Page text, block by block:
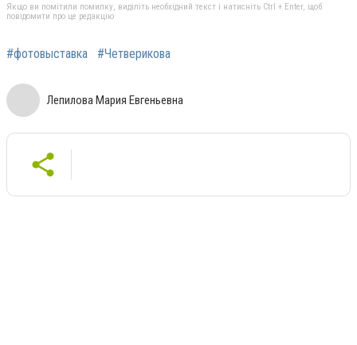
Якщо ви помітили помилку, виділіть необхідний текст і натисніть Ctrl + Enter, щоб
повідомити про це редакцію
#фотовыставка #Четверикова
Лепилова Мария Евгеньевна